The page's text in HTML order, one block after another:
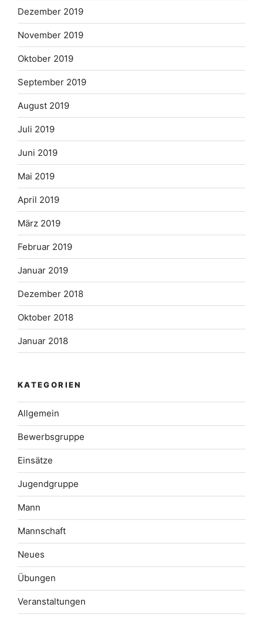
Dezember 2019
November 2019
Oktober 2019
September 2019
August 2019
Juli 2019
Juni 2019
Mai 2019
April 2019
März 2019
Februar 2019
Januar 2019
Dezember 2018
Oktober 2018
Januar 2018
KATEGORIEN
Allgemein
Bewerbsgruppe
Einsätze
Jugendgruppe
Mann
Mannschaft
Neues
Übungen
Veranstaltungen